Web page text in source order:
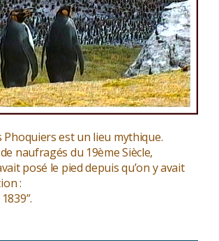
Phoquiers est un lieu mythique.
naufragés du 19ème Siècle,
posé le pied depuis qu’on y avait
: